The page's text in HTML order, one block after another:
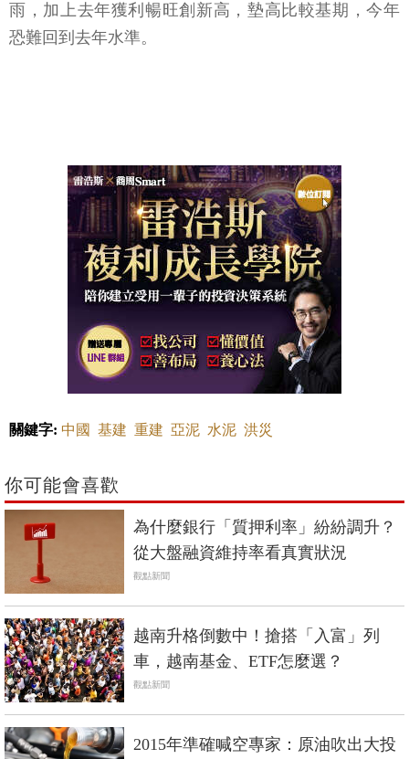
雨，加上去年獲利暢旺創新高，墊高比較基期，今年
恐難回到去年水準。
關鍵字: 中國 基建 重建 亞泥 水泥 洪災
你可能會喜歡
為什麼銀行「質押利率」紛紛調升？
從大盤融資維持率看真實狀況
觀點新聞
越南升格倒數中！搶搭「入富」列
車，越南基金、ETF怎麼選？
觀點新聞
2015年準確喊空專家：原油吹出大投